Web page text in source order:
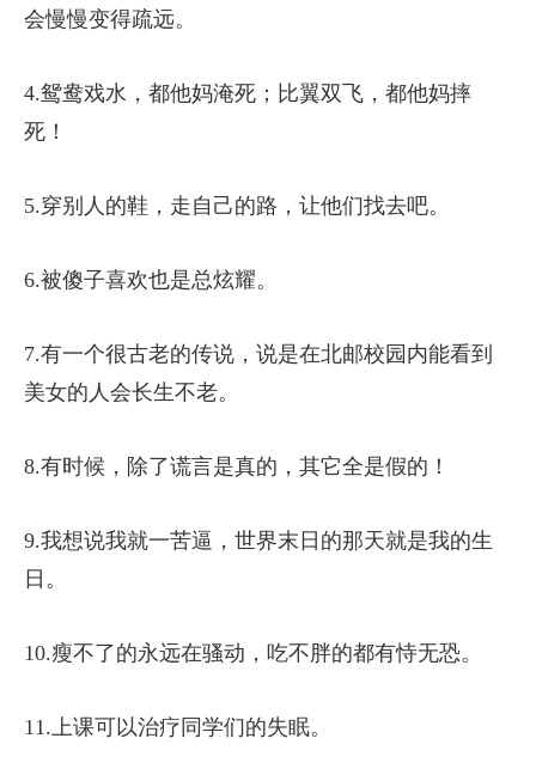
会慢慢变得疏远。
4.鸳鸯戏水，都他妈淹死；比翼双飞，都他妈摔
死！
5.穿别人的鞋，走自己的路，让他们找去吧。
6.被傻子喜欢也是总炫耀。
7.有一个很古老的传说，说是在北邮校园内能看到
美女的人会长生不老。
8.有时候，除了谎言是真的，其它全是假的！
9.我想说我就一苦逼，世界末日的那天就是我的生
日。
10.瘦不了的永远在骚动，吃不胖的都有恃无恐。
11.上课可以治疗同学们的失眠。